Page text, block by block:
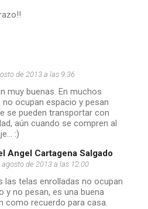
de 2013 a las 9:36
muy buenas. En muchos
ocupan espacio y pesan
se pueden transportar con
aún cuando se compren al
:)
Angel Cartagena Salgado
agosto de 2013 a las 12:00
las telas enrolladas no ocupan
y no pesan, es una buena
como recuerdo para casa.